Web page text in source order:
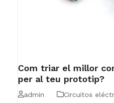
Com triar el millor
per al teu prototip?
admin Circuitos